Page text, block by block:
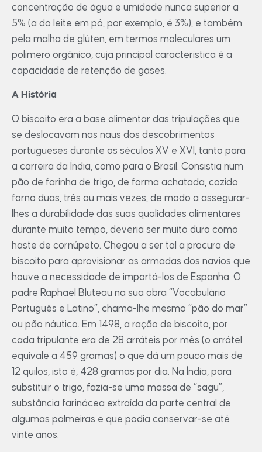
concentração de água e umidade nunca superior a
5% (a do leite em pó, por exemplo, é 3%), e também
pela malha de glúten, em termos moleculares um
polímero orgânico, cuja principal característica é a
capacidade de retenção de gases.
A História
O biscoito era a base alimentar das tripulações que
se deslocavam nas naus dos descobrimentos
portugueses durante os séculos XV e XVI, tanto para
a carreira da Índia, como para o Brasil. Consistia num
pão de farinha de trigo, de forma achatada, cozido
forno duas, três ou mais vezes, de modo a assegurar-
lhes a durabilidade das suas qualidades alimentares
durante muito tempo, deveria ser muito duro como
haste de cornúpeto. Chegou a ser tal a procura de
biscoito para aprovisionar as armadas dos navios que
houve a necessidade de importá-los de Espanha. O
padre Raphael Bluteau na sua obra “Vocabulário
Português e Latino”, chama-lhe mesmo “pão do mar”
ou pão náutico. Em 1498, a ração de biscoito, por
cada tripulante era de 28 arráteis por mês (o arrátel
equivale a 459 gramas) o que dá um pouco mais de
12 quilos, isto é, 428 gramas por dia. Na Índia, para
substituir o trigo, fazia-se uma massa de “sagu”,
substância farinácea extraída da parte central de
algumas palmeiras e que podia conservar-se até
vinte anos.